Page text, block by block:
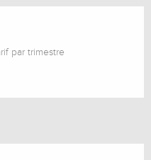
par trimestre